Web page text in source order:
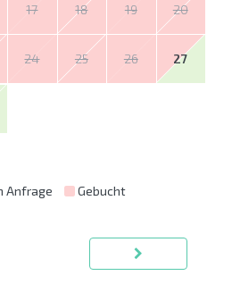
17 18 19 20
24 25 26 27
Anfrage Gebucht